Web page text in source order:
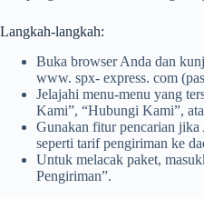
Langkah-langkah:
Buka browser Anda dan
www. spx- express. com
Jelajahi menu-menu yang
Kami”, “Hubungi Kami”,
Gunakan fitur pencarian
seperti tarif pengiriman ke
Untuk melacak paket,
Pengiriman”.